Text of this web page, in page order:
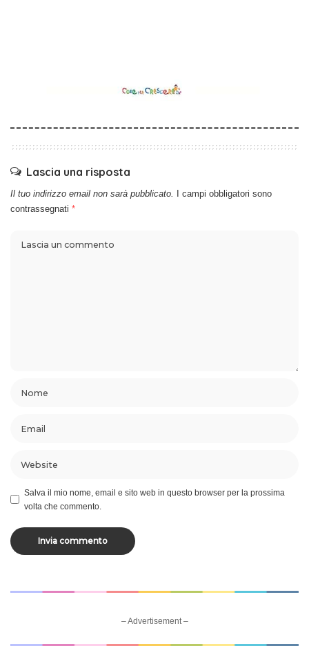
Lascia una risposta
Il tuo indirizzo email non sarà pubblicato.
I campi obbligatori sono
contrassegnati *
Salva il mio nome, email e sito web in questo browser per la prossima
volta che commento.
– Advertisement –